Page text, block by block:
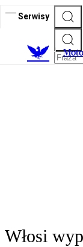
Serwisy
Moto
Włosi